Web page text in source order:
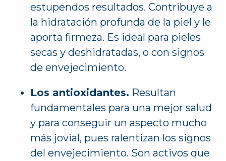
estupendos resultados. Contribuye a
la hidratación profunda de la piel y le
aporta firmeza. Es ideal para pieles
secas y deshidratadas, o con signos
de envejecimiento.
Los antioxidantes. Resultan
fundamentales para una mejor salud
y para conseguir un aspecto mucho
más jovial, pues ralentizan los signos
del envejecimiento. Son activos que